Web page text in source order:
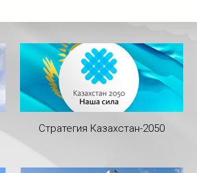
Стратегия Казахстан-2050